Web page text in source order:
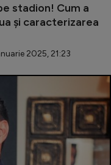
stadion! Cum a
și caracterizarea
2025, 21:23